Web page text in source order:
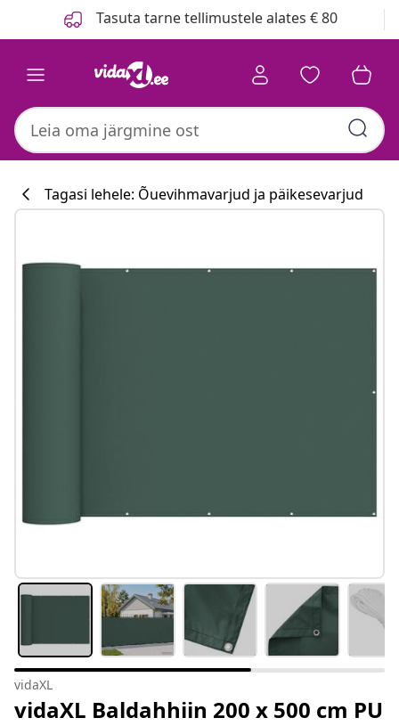
Tasuta tarne tellimustele alates € 80
Tagasi lehele: Õuevihmavarjud ja päikesevarjud
vidaXL
vidaXL Baldahhiin 200 x 500 cm PU